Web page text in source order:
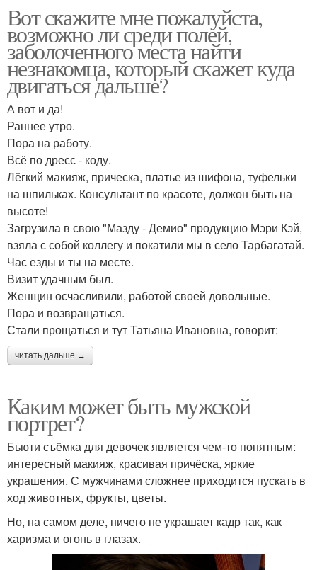
Вот скажите мне пожалуйста,
возможно ли среди полей,
заболоченного места найти
незнакомца, который скажет куда
двигаться дальше?
А вот и да!
Раннее утро.
Пора на работу.
Всё по дресс - коду.
Лёгкий макияж, прическа, платье из шифона, туфельки
на шпильках. Консультант по красоте, должон быть на
высоте!
Загрузила в свою "Мазду - Демио" продукцию Мэри Кэй,
взяла с собой коллегу и покатили мы в село Тарбагатай.
Час езды и ты на месте.
Визит удачным был.
Женщин осчасливили, работой своей довольные.
Пора и возвращаться.
Стали прощаться и тут Татьяна Ивановна, говорит:
читать дальше →
Каким может быть мужской
портрет?
Бьюти съёмка для девочек является чем-то понятным:
интересный макияж, красивая причёска, яркие
украшения. С мужчинами сложнее приходится пускать в
ход животных, фрукты, цветы.
Но, на самом деле, ничего не украшает кадр так, как
харизма и огонь в глазах.